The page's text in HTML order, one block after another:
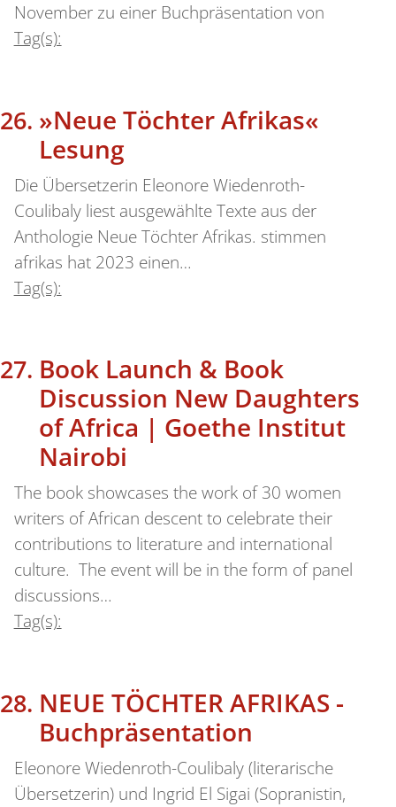
November zu einer Buchpräsentation von
Tag(s):
»Neue Töchter Afrikas«
Lesung
Die Übersetzerin Eleonore Wiedenroth-
Coulibaly liest ausgewählte Texte aus der
Anthologie Neue Töchter Afrikas. stimmen
afrikas hat 2023 einen…
Tag(s):
Book Launch & Book
Discussion New Daughters
of Africa | Goethe Institut
Nairobi
The book showcases the work of 30 women
writers of African descent to celebrate their
contributions to literature and international
culture. The event will be in the form of panel
discussions…
Tag(s):
NEUE TÖCHTER AFRIKAS -
Buchpräsentation
Eleonore Wiedenroth-Coulibaly (literarische
Übersetzerin) und Ingrid El Sigai (Sopranistin,